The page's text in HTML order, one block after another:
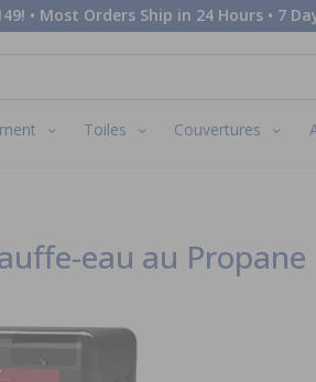
• Most Orders Ship in 24 Hours • 7
Toiles Couvertures
eau au Propane